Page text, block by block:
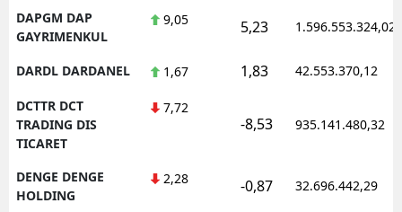
DAPGM DAP
GAYRIMENKUL
9,05 5,23 1.596.553.324,02
DARDL DARDANEL 1,67 1,83 42.553.370,12
DCTTR DCT
TRADING DIS
TICARET
7,72
-8,53 935.141.480,32
DENGE DENGE
HOLDING
2,28 -0,87 32.696.442,29